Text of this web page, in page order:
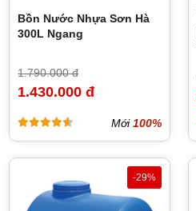
Bồn Nước Nhựa Sơn Hà
300L Ngang
1.790.000 đ
1.430.000 đ
Mới100%
-29%